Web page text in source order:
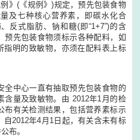
》(《规例》)规定，预先包装食物
及七种核心营养素，即碳水化合
反式脂肪、钠和糖(即“1+7”)的含
预先包装食物须标示各种配料，如
指明的致敏物，亦须在配料表上标
全中心一直有抽取预先包装食物的
含量及致敏物。由 2012年1月的检
布有关检测结果，包括营养素标示
2012年4月1日起，有关含未有标
布。